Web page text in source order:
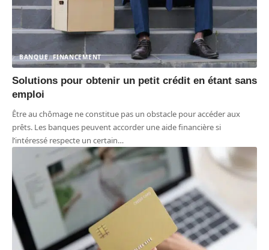
BANQUE FINANCEMENT
Solutions pour obtenir un petit crédit en étant sans
emploi
Être au chômage ne constitue pas un obstacle pour accéder aux
prêts. Les banques peuvent accorder une aide financière si
l’intéressé respecte un certain…